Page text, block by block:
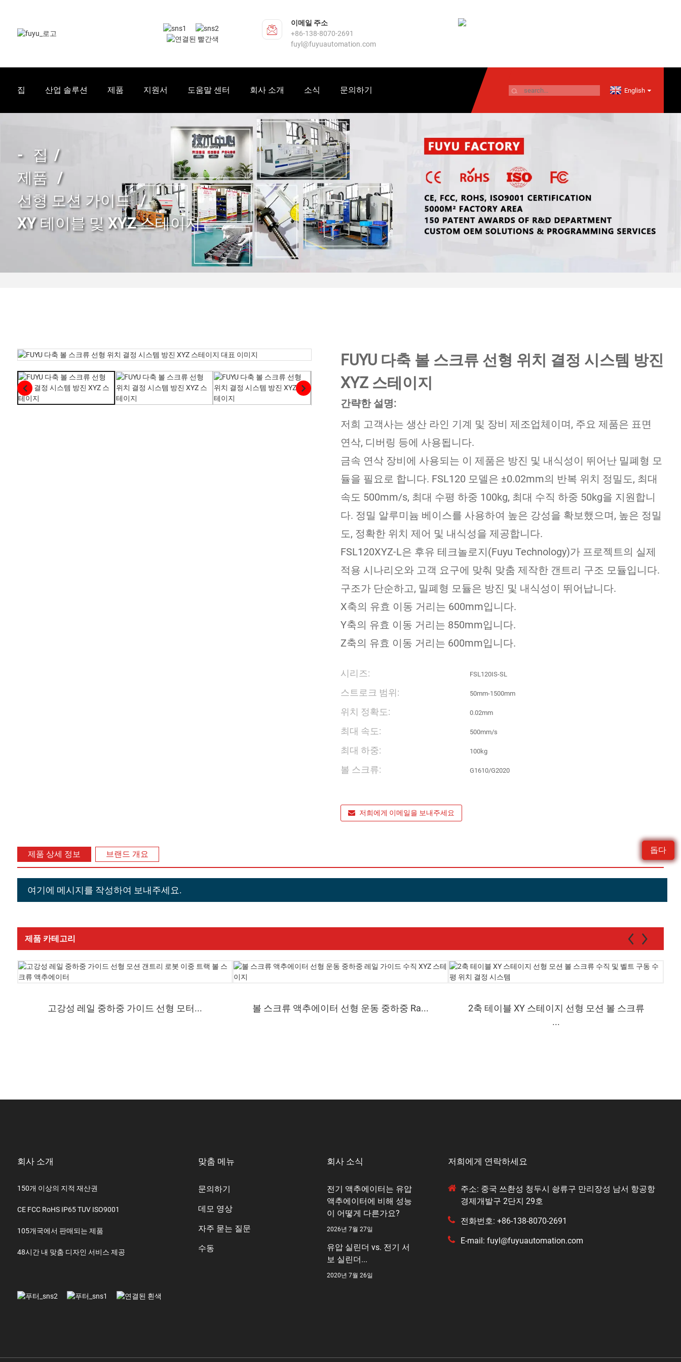
돕다
이메일 주소
+86-138-8070-2691
fuyl@fuyuautomation.com
집 산업 솔루션 제품 지원서 도움말 센터 회사 소개 소식 문의하기 English
집
제품
선형 모션 가이드
XY 테이블 및 XYZ 스테이지
FUYU 다축 볼 스크류 선형 위치 결정 시스템 방진
XYZ 스테이지
간략한 설명:
저희 고객사는 생산 라인 기계 및 장비 제조업체이며, 주요 제품은 표면
연삭, 디버링 등에 사용됩니다.
금속 연삭 장비에 사용되는 이 제품은 방진 및 내식성이 뛰어난 밀폐형 모
듈을 필요로 합니다. FSL120 모델은 ±0.02mm의 반복 위치 정밀도, 최대
속도 500mm/s, 최대 수평 하중 100kg, 최대 수직 하중 50kg을 지원합니
다. 정밀 알루미늄 베이스를 사용하여 높은 강성을 확보했으며, 높은 정밀
도, 정확한 위치 제어 및 내식성을 제공합니다.
FSL120XYZ-L은 후유 테크놀로지(Fuyu Technology)가 프로젝트의 실제
적용 시나리오와 고객 요구에 맞춰 맞춤 제작한 갠트리 구조 모듈입니다.
구조가 단순하고, 밀폐형 모듈은 방진 및 내식성이 뛰어납니다.
X축의 유효 이동 거리는 600mm입니다.
Y축의 유효 이동 거리는 850mm입니다.
Z축의 유효 이동 거리는 600mm입니다.
시리즈: FSL120IS-SL
스트로크 범위: 50mm-1500mm
위치 정확도: 0.02mm
최대 속도: 500mm/s
최대 하중: 100kg
볼 스크류: G1610/G2020
저희에게 이메일을 보내주세요
제품 상세 정보 브랜드 개요
여기에 메시지를 작성하여 보내주세요.
제품 카테고리
고강성 레일 중하중 가이드 선형 모터... 볼 스크류 액추에이터 선형 운동 중하중 Ra...
2축 테이블 XY 스테이지 선형 모션 볼 스크류
...
회사 소개
150개 이상의 지적 재산권
CE FCC RoHS IP65 TUV ISO9001
105개국에서 판매되는 제품
48시간 내 맞춤 디자인 서비스 제공
맞춤 메뉴
문의하기
데모 영상
자주 묻는 질문
수동
회사 소식
전기 액추에이터는 유압
액추에이터에 비해 성능
이 어떻게 다른가요?
2026년 7월 27일
유압 실린더 vs. 전기 서
보 실린더...
2020년 7월 26일
저희에게 연락하세요
주소: 중국 쓰촨성 청두시 솽류구 만리장성 남서 항공항
경제개발구 2단지 29호
전화번호: +86-138-8070-2691
E-mail: fuyl@fuyuautomation.com